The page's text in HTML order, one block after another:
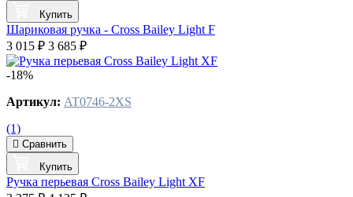
Купить
Шариковая ручка - Cross Bailey Light F
3 015 ₽ 3 685 ₽
-18%
Артикул: AT0746-2XS
(1)
Сравнить
Купить
Ручка перьевая Cross Bailey Light XF